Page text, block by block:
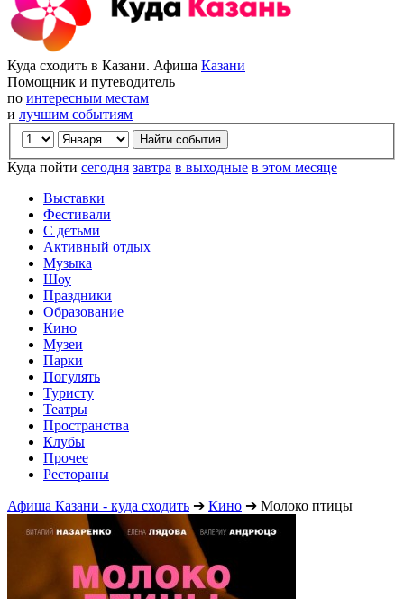
Куда сходить в Казани. Афиша Казани
Помощник и путеводитель
по интересным местам
и лучшим событиям
Куда пойти сегодня завтра в выходные в этом месяце
Выставки
Фестивали
С детьми
Активный отдых
Музыка
Шоу
Праздники
Образование
Кино
Музеи
Парки
Погулять
Туристу
Театры
Пространства
Клубы
Прочее
Рестораны
Афиша Казани - куда сходить ➔ Кино ➔ Молоко птицы